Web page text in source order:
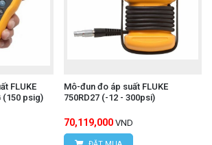
FLUKE
(150 psig)
Mô-đun đo áp suất FLUKE
750RD27 (-12 - 300psi)
70,119,000 VND